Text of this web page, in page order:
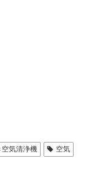
気清浄機 空気